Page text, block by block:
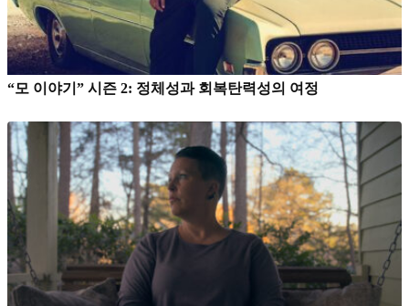
“모 이야기” 시즌 2: 정체성과 회복탄력성의 여정